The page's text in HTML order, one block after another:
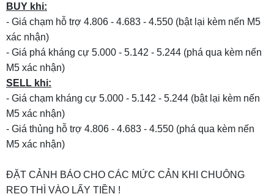
BUY khi:
- Giá chạm hỗ trợ 4.806 - 4.683 - 4.550 (bật lại kèm nến M5
xác nhận)
- Giá phá kháng cự 5.000 - 5.142 - 5.244 (phá qua kèm nến
M5 xác nhận)
SELL khi:
- Giá chạm kháng cự 5.000 - 5.142 - 5.244 (bật lại kèm nến
M5 xác nhận)
- Giá thủng hỗ trợ 4.806 - 4.683 - 4.550 (phá qua kèm nến
M5 xác nhận)
ĐẶT CẢNH BÁO CHO CÁC MỨC CẢN KHI CHUÔNG
REO THÌ VÀO LẤY TIỀN !